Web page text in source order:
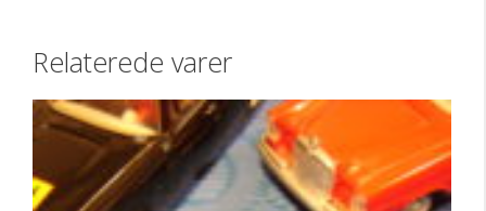
Relaterede varer